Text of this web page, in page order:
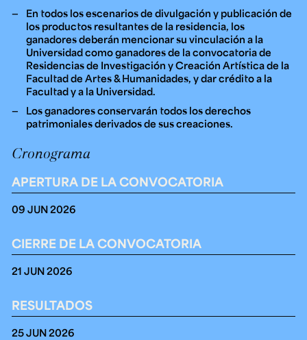
En todos los escenarios de divulgación y publicación de
los productos resultantes de la residencia, los
ganadores deberán mencionar su vinculación a la
Universidad como ganadores de la convocatoria de
Residencias de Investigación y Creación Artística de la
Facultad de Artes & Humanidades, y dar crédito a la
Facultad y a la Universidad.
Los ganadores conservarán todos los derechos
patrimoniales derivados de sus creaciones.
Cronograma
09 JUN 2026
APERTURA DE LA CONVOCATORIA
21 JUN 2026
CIERRE DE LA CONVOCATORIA
25 JUN 2026
RESULTADOS